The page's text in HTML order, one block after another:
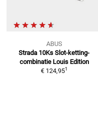
ABUS
Strada 10Ks Slot-ketting-
combinatie Louis Edition
€ 124,951